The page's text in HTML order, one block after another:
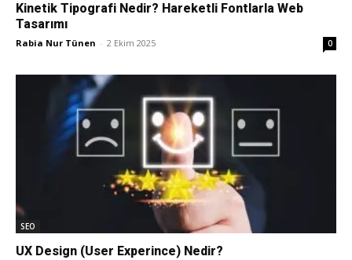
–
SEO,
SEM,
Kinetik Tipografi Nedir? Hareketli Fontlarla Web
Tasarımı
Rabia Nur Tünen - 2 Ekim 2025 0
SEO
UX Design (User Experince) Nedir?